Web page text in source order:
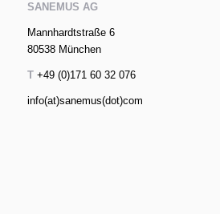
SANEMUS AG
Mannhardtstraße 6
80538 München
T+49 (0)171 60 32 076
info(at)sanemus(dot)com